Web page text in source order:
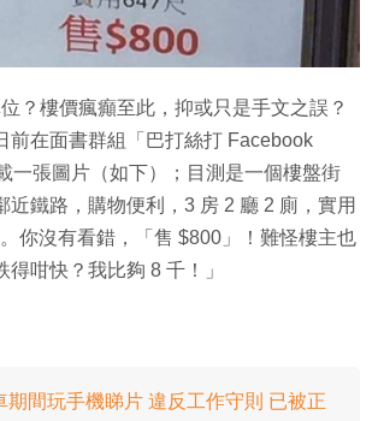
？樓價瘋癲至此，抑或只是手文之誤？
前在面書群組「巴打絲打 Facebook
一張圖片（如下）；目測是一個樓盤街
近鐵路，購物便利，3 房 2 廳 2 廁，實用
你沒有看錯，「售 $800」！難怪樓主也
咁快？我比夠 8 千！」
期間玩手機睇片 違反工作守則 已被正